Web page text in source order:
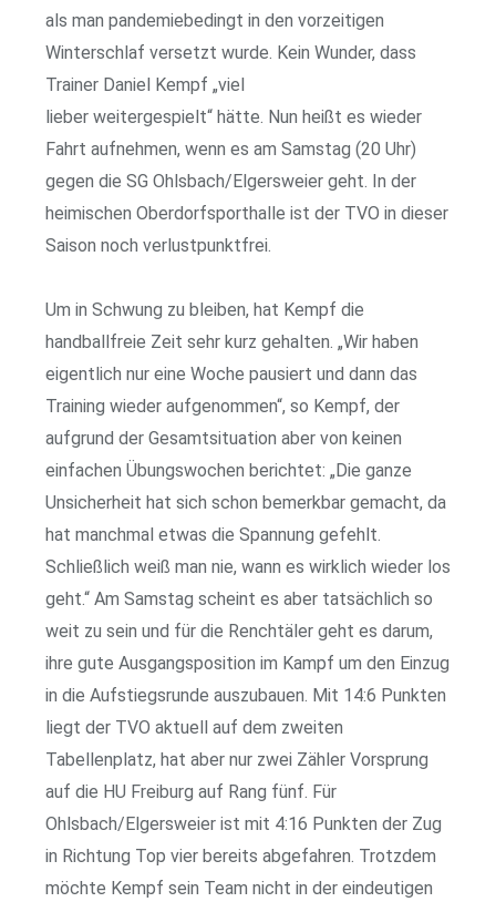
als man pandemiebedingt in den vorzeitigen
Winterschlaf versetzt wurde. Kein Wunder, dass
Trainer Daniel Kempf „viel
lieber weitergespielt“ hätte. Nun heißt es wieder
Fahrt aufnehmen, wenn es am Samstag (20 Uhr)
gegen die SG Ohlsbach/Elgersweier geht. In der
heimischen Oberdorfsporthalle ist der TVO in dieser
Saison noch verlustpunktfrei.
Um in Schwung zu bleiben, hat Kempf die
handballfreie Zeit sehr kurz gehalten. „Wir haben
eigentlich nur eine Woche pausiert und dann das
Training wieder aufgenommen“, so Kempf, der
aufgrund der Gesamtsituation aber von keinen
einfachen Übungswochen berichtet: „Die ganze
Unsicherheit hat sich schon bemerkbar gemacht, da
hat manchmal etwas die Spannung gefehlt.
Schließlich weiß man nie, wann es wirklich wieder los
geht.“ Am Samstag scheint es aber tatsächlich so
weit zu sein und für die Renchtäler geht es darum,
ihre gute Ausgangsposition im Kampf um den Einzug
in die Aufstiegsrunde auszubauen. Mit 14:6 Punkten
liegt der TVO aktuell auf dem zweiten
Tabellenplatz, hat aber nur zwei Zähler Vorsprung
auf die HU Freiburg auf Rang fünf. Für
Ohlsbach/Elgersweier ist mit 4:16 Punkten der Zug
in Richtung Top vier bereits abgefahren. Trotzdem
möchte Kempf sein Team nicht in der eindeutigen